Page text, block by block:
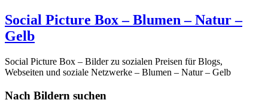
Social Picture Box – Blumen – Natur –
Gelb
Social Picture Box – Bilder zu sozialen Preisen für Blogs,
Webseiten und soziale Netzwerke – Blumen – Natur – Gelb
Nach Bildern suchen